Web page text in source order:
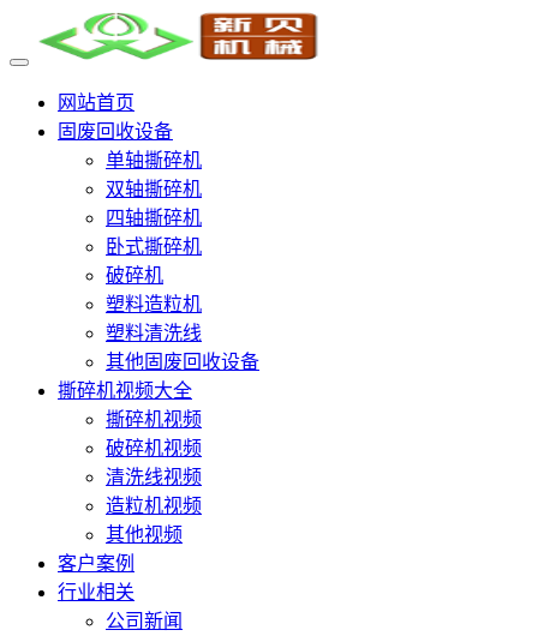
网站首页
固废回收设备
单轴撕碎机
双轴撕碎机
四轴撕碎机
卧式撕碎机
破碎机
塑料造粒机
塑料清洗线
其他固废回收设备
撕碎机视频大全
撕碎机视频
破碎机视频
清洗线视频
造粒机视频
其他视频
客户案例
行业相关
公司新闻